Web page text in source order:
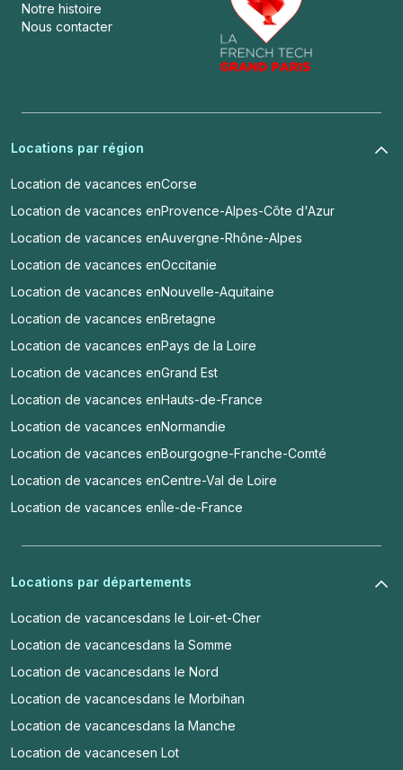
Notre histoire
Nous contacter
Locations par région
Location de vacances enCorse
Location de vacances enProvence-Alpes-Côte d'Azur
Location de vacances enAuvergne-Rhône-Alpes
Location de vacances enOccitanie
Location de vacances enNouvelle-Aquitaine
Location de vacances enBretagne
Location de vacances enPays de la Loire
Location de vacances enGrand Est
Location de vacances enHauts-de-France
Location de vacances enNormandie
Location de vacances enBourgogne-Franche-Comté
Location de vacances enCentre-Val de Loire
Location de vacances enÎle-de-France
Locations par départements
Location de vacancesdans le Loir-et-Cher
Location de vacancesdans la Somme
Location de vacancesdans le Nord
Location de vacancesdans le Morbihan
Location de vacancesdans la Manche
Location de vacancesen Lot